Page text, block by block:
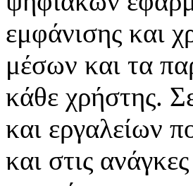
εμφάνισης και
μέσων και τα
κάθε χρήστης.
και εργαλείων
και στις